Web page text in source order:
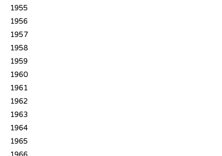
1955
1956
1957
1958
1959
1960
1961
1962
1963
1964
1965